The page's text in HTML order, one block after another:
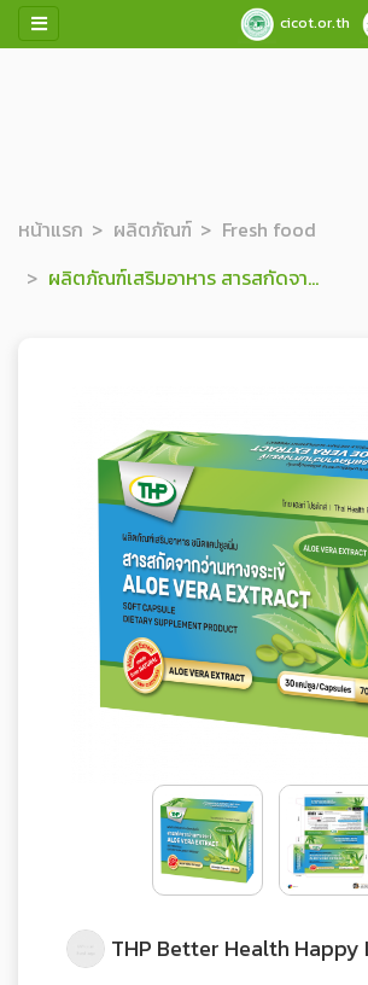
cicot.or.th
หน้าแรก ผลิตภัณฑ์
Fresh food
ผลิตภัณฑ์เสริมอาหาร สารสกัดจากว่านห่างจระเข้ ชนิดแคปซูลนิ่ม